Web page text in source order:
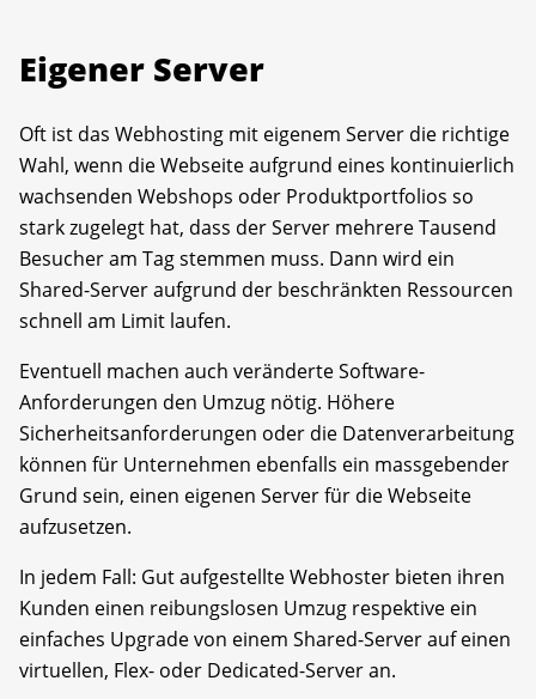
Eigener Server
Oft ist das Webhosting mit eigenem Server die richtige
Wahl, wenn die Webseite aufgrund eines kontinuierlich
wachsenden Webshops oder Produktportfolios so
stark zugelegt hat, dass der Server mehrere Tausend
Besucher am Tag stemmen muss. Dann wird ein
Shared-Server aufgrund der beschränkten Ressourcen
schnell am Limit laufen.
Eventuell machen auch veränderte Software-
Anforderungen den Umzug nötig. Höhere
Sicherheitsanforderungen oder die Datenverarbeitung
können für Unternehmen ebenfalls ein massgebender
Grund sein, einen eigenen Server für die Webseite
aufzusetzen.
In jedem Fall: Gut aufgestellte Webhoster bieten ihren
Kunden einen reibungslosen Umzug respektive ein
einfaches Upgrade von einem Shared-Server auf einen
virtuellen, Flex- oder Dedicated-Server an.